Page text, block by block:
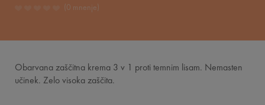
0 mnenje
Obarvana zaščitna krema 3 v 1 proti temnim lisam. Nemasten
učinek. Zelo visoka zaščita.